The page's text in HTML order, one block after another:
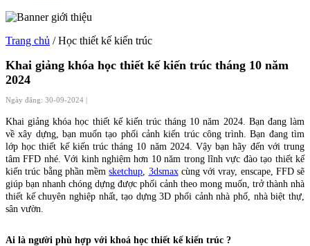
Trang chủ / Học thiết kế kiến trúc
Khai giảng khóa học thiết kế kiến trúc tháng 10 năm
2024
Ngày đăng: 30-09-2024 |
Khai giảng khóa học thiết kế kiến trúc tháng 10 năm 2024. Bạn đang làm
về xây dựng, bạn muốn tạo phối cảnh kiến trúc công trình. Bạn đang tìm
lớp học thiết kế kiến trúc tháng 10 năm 2024. Vậy bạn hãy đến với trung
tâm FFD nhé. Với kinh nghiệm hơn 10 năm trong lĩnh vực đào tạo thiết kế
kiến trúc bằng phần mềmsketchup, 3dsmaxcùng với vray, enscape, FFD sẽ
giúp bạn nhanh chóng dựng được phối cảnh theo mong muốn, trở thành nhà
thiết kế chuyên nghiệp nhất, tạo dựng 3D phối cảnh nhà phố, nhà biệt thự,
sân vườn.
Ai là người phù hợp với khoá học thiết kế kiến trúc ?